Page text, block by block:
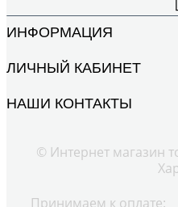
ИНФОРМАЦИЯ
ЛИЧНЫЙ КАБИНЕТ
НАШИ КОНТАКТЫ
© Интернет магазин
Принимаем к оплате: